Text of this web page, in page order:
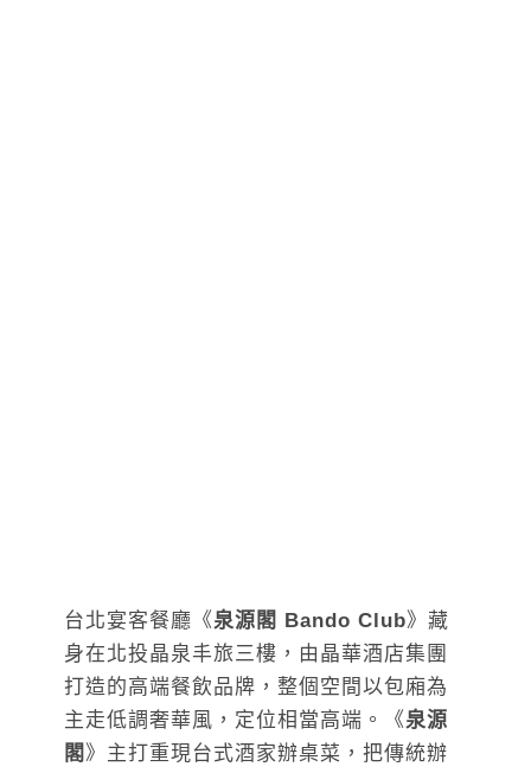
台北宴客餐廳《泉源閣 Bando Club》藏
身在北投晶泉丰旅三樓，由晶華酒店集團
打造的高端餐飲品牌，整個空間以包廂為
主走低調奢華風，定位相當高端。《泉源
閣 》主打重現台式酒家辦桌菜，把傳統辦